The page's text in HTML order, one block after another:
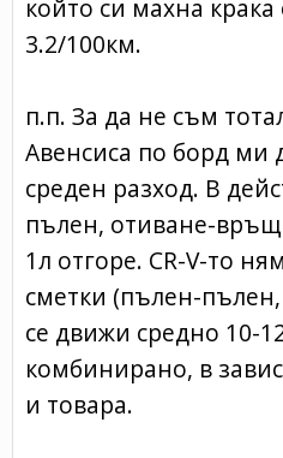
който си махна крака
3.2/100км.
п.п. За да не съм
Авенсиса по борд ми
среден разход. В
пълен, отиване-
1л отгоре. CR-V-то
сметки (пълен-
се движи средно 10-
комбинирано, в
и товара.